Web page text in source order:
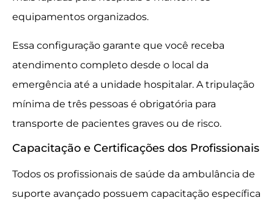
equipamentos organizados.
Essa configuração garante que você receba
atendimento completo desde o local da
emergência até a unidade hospitalar. A tripulação
mínima de três pessoas é obrigatória para
transporte de pacientes graves ou de risco.
Capacitação e Certificações dos Profissionais
Todos os profissionais de saúde da ambulância de
suporte avançado possuem capacitação específica